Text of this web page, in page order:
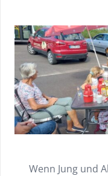
Wenn Jung und